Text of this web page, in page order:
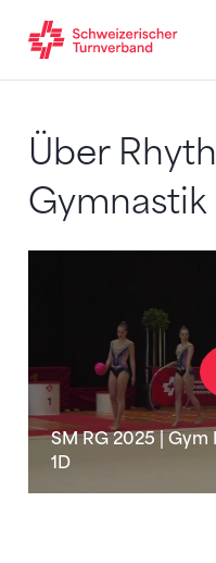
Über
Gymnastik
SM RG 2025 | Gym
1D